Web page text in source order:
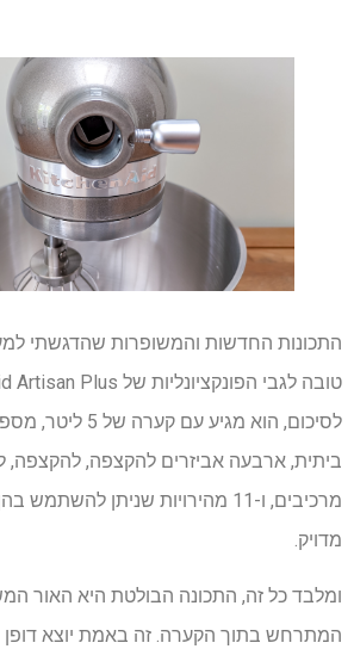
התכונות החדשות והמשופרות שהדגשתי
לסיכום, הוא מגיע עם
ביתית, ארבעה אביזרים להקצפה, להקצפה,
מרכיבים, ו-11 מהירויות שניתן
מדויק.
ומלבד כל זה, התכונה הבולטת היא האור
המתרחש בתוך הקערה. זה באמת יוצא דופן